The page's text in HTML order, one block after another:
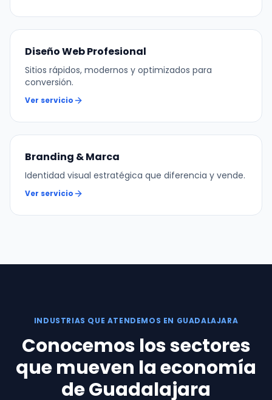
Diseño Web Profesional
Sitios rápidos, modernos y optimizados para
conversión.
Ver servicio
Branding & Marca
Identidad visual estratégica que diferencia y vende.
Ver servicio
INDUSTRIAS QUE ATENDEMOS EN GUADALAJARA
Conocemos los sectores
que mueven la economía
de Guadalajara